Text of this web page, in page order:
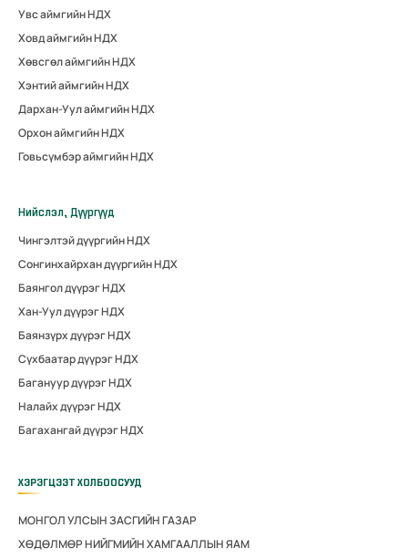
Увс аймгийн НДХ
Ховд аймгийн НДХ
Хөвсгөл аймгийн НДХ
Хэнтий аймгийн НДХ
Дархан-Уул аймгийн НДХ
Орхон аймгийн НДХ
Говьсүмбэр аймгийн НДХ
Нийслэл, Дүүргүүд
Чингэлтэй дүүргийн НДХ
Сонгинхайрхан дүүргийн НДХ
Баянгол дүүрэг НДХ
Хан-Уул дүүрэг НДХ
Баянзүрх дүүрэг НДХ
Сүхбаатар дүүрэг НДХ
Багануур дүүрэг НДХ
Налайх дүүрэг НДХ
Багахангай дүүрэг НДХ
ХЭРЭГЦЭЭТ ХОЛБООСУУД
МОНГОЛ УЛСЫН ЗАСГИЙН ГАЗАР
ХӨДӨЛМӨР НИЙГМИЙН ХАМГААЛЛЫН ЯАМ